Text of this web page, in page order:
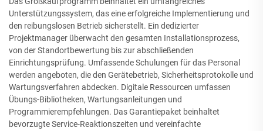
Unterstützungssystem, das eine erfolgreiche Implementierung und
den reibungslosen Betrieb sicherstellt. Ein dedizierter
Projektmanager überwacht den gesamten Installationsprozess,
von der Standortbewertung bis zur abschließenden
Einrichtungsprüfung. Umfassende Schulungen für das Personal
werden angeboten, die den Gerätebetrieb, Sicherheitsprotokolle und
Wartungsverfahren abdecken. Digitale Ressourcen umfassen
Übungs-Bibliotheken, Wartungsanleitungen und
Programmierempfehlungen. Das Garantiepaket beinhaltet
bevorzugte Service-Reaktionszeiten und vereinfachte